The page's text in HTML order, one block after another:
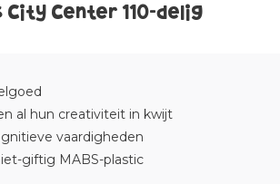
City Center 110-delig
al hun creativiteit in kwijt
vaardigheden
giftig MABS-plastic